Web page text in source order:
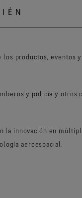
productos, eventos y
y policía y otros
la innovación en
aeroespacial.